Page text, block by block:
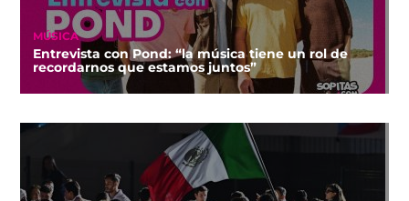
MÚSICA
Entrevista con Pond: “la música tiene un rol de
recordarnos que estamos juntos”